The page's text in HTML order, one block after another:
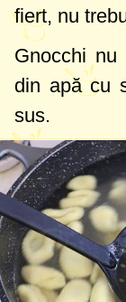
fiert, nu
Gnocchi
din apă cu
sus.